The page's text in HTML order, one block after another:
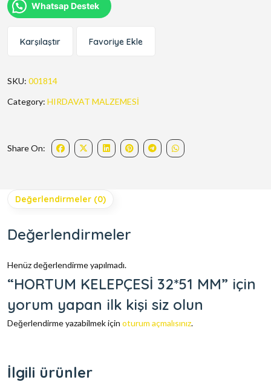
Whatsap Destek
Karşılaştır Favoriye Ekle
SKU: 001814
Category: HIRDAVAT MALZEMESİ
Share On:
Değerlendirmeler (0)
Değerlendirmeler
Henüz değerlendirme yapılmadı.
“HORTUM KELEPÇESİ 32*51 MM” için
yorum yapan ilk kişi siz olun
Değerlendirme yazabilmek için oturum açmalısınız.
İlgili ürünler